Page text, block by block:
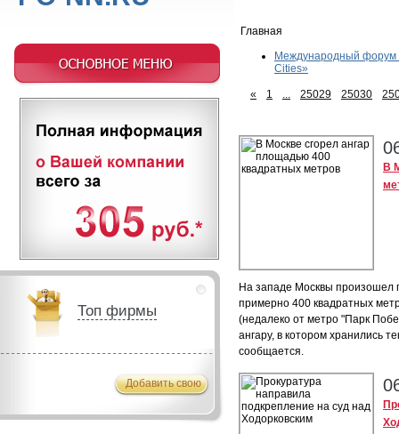
Главная
Международный форум
Cities»
« 1 ... 25029 25030
В
На западе Москвы произошел
примерно 400 квадратных
(недалеко от метро "Парк
ангару, в котором хранились
сообщается.
Топ фирмы
Добавить свою